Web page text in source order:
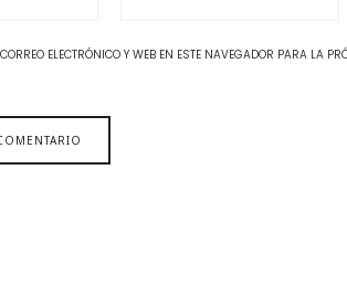
ELECTRÓNICO Y WEB EN ESTE NAVEGADOR PARA LA